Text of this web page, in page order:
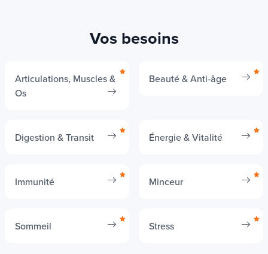
Vos besoins
Articulations, Muscles &
Os
Beauté & Anti-âge
Digestion & Transit Énergie & Vitalité
Immunité Minceur
Sommeil Stress